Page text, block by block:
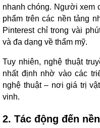
nhanh chóng. Người xem
phẩm trên các nền tảng
Pinterest chỉ trong vài
và đa dạng về thẩm mỹ.
Tuy nhiên, nghệ thuật
nhất định nhờ vào các
nghệ thuật – nơi giá trị
vinh.
2. Tác động đến